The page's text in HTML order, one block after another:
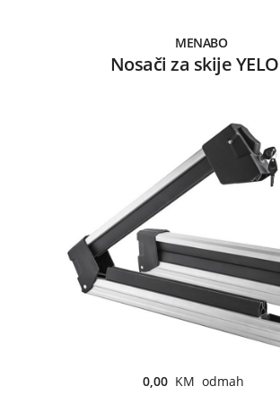
MENABO
Nosači za skije
0,00 KM odmah